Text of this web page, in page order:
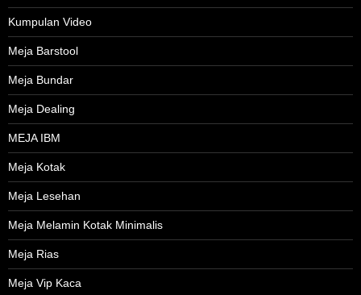
Kumpulan Video
Meja Barstool
Meja Bundar
Meja Dealing
MEJA IBM
Meja Kotak
Meja Lesehan
Meja Melamin Kotak Minimalis
Meja Rias
Meja Vip Kaca